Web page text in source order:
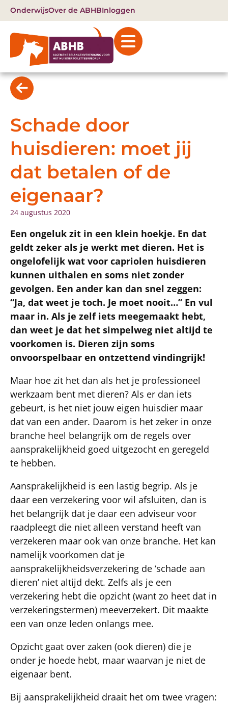
OnderwijsOver de ABHBInloggen
Schade door
huisdieren: moet jij
dat betalen of de
eigenaar?
24 augustus 2020
Een ongeluk zit in een klein hoekje. En dat
geldt zeker als je werkt met dieren. Het is
ongelofelijk wat voor capriolen huisdieren
kunnen uithalen en soms niet zonder
gevolgen. Een ander kan dan snel zeggen:
“Ja, dat weet je toch. Je moet nooit…” En vul
maar in. Als je zelf iets meegemaakt hebt,
dan weet je dat het simpelweg niet altijd te
voorkomen is. Dieren zijn soms
onvoorspelbaar en ontzettend vindingrijk!
Maar hoe zit het dan als het je professioneel
werkzaam bent met dieren? Als er dan iets
gebeurt, is het niet jouw eigen huisdier maar
dat van een ander. Daarom is het zeker in onze
branche heel belangrijk om de regels over
aansprakelijkheid goed uitgezocht en geregeld
te hebben.
Aansprakelijkheid is een lastig begrip. Als je
daar een verzekering voor wil afsluiten, dan is
het belangrijk dat je daar een adviseur voor
raadpleegt die niet alleen verstand heeft van
verzekeren maar ook van onze branche. Het kan
namelijk voorkomen dat je
aansprakelijkheidsverzekering de ‘schade aan
dieren’ niet altijd dekt. Zelfs als je een
verzekering hebt die opzicht (want zo heet dat in
verzekeringstermen) meeverzekert. Dit maakte
een van onze leden onlangs mee.
Opzicht gaat over zaken (ook dieren) die je
onder je hoede hebt, maar waarvan je niet de
eigenaar bent.
Bij aansprakelijkheid draait het om twee vragen: